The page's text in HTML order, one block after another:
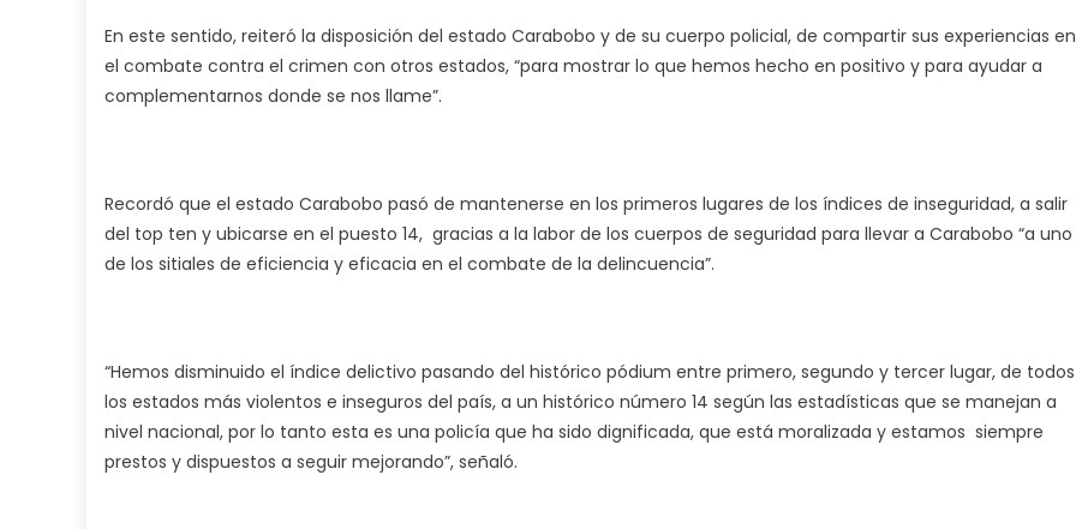
En este sentido, reiteró la disposición del estado Carabobo y de su cuerpo policial, de compartir sus experiencias en
el combate contra el crimen con otros estados, “para mostrar lo que hemos hecho en positivo y para ayudar a
complementarnos donde se nos llame”.
Recordó que el estado Carabobo pasó de mantenerse en los primeros lugares de los índices de inseguridad, a salir
del top ten y ubicarse en el puesto 14, gracias a la labor de los cuerpos de seguridad para llevar a Carabobo “a uno
de los sitiales de eficiencia y eficacia en el combate de la delincuencia”.
“Hemos disminuido el índice delictivo pasando del histórico pódium entre primero, segundo y tercer lugar, de todos
los estados más violentos e inseguros del país, a un histórico número 14 según las estadísticas que se manejan a
nivel nacional, por lo tanto esta es una policía que ha sido dignificada, que está moralizada y estamos siempre
prestos y dispuestos a seguir mejorando”, señaló.